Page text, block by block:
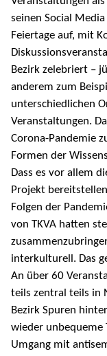
seinen Social
Feiertage auf, mit
Bezirk zelebriert –
anderem zum
unterschiedlichen
Veranstaltungen.
Corona-Pandemie
Formen der
Dass es vor allem
Projekt
Folgen der
von TKVA hatten
interkulturell. Das
An über 60
teils zentral teils in
Bezirk Spuren
wieder unbequeme
Umgang mit